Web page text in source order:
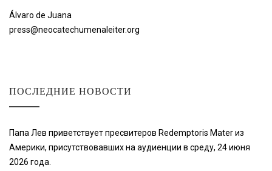
Álvaro de Juana
press@neocatechumenaleiter.org
ПОСЛЕДНИЕ НОВОСТИ
Папа Лев приветствует пресвитеров Redemptoris Mater из
Америки, присутствовавших на аудиенции в среду, 24 июня
2026 года.